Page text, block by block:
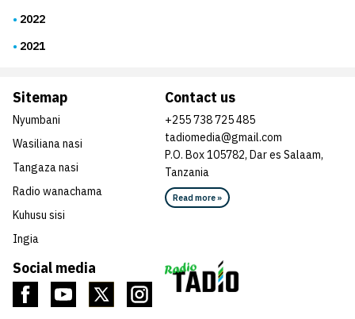
2022
2021
Social media
Sitemap
Nyumbani
Wasiliana nasi
Tangaza nasi
Radio wanachama
Kuhusu sisi
Ingia
Contact us
+255 738 725 485
tadiomedia@gmail.com
P.O. Box 105782, Dar es Salaam,
Tanzania
Read more »